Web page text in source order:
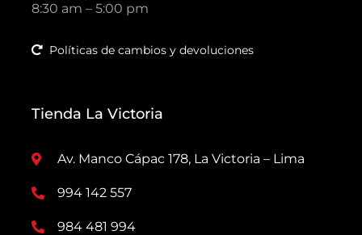
8:30 am – 5:00 pm
Políticas de cambios y devoluciones
Tienda La Victoria
Av. Manco Cápac 178, La Victoria – Lima
994 142 557
984 481 994